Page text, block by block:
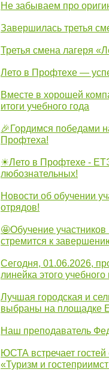
Не забываем про
Завершилась третья
Третья смена лагеря
Лето в Профтехе —
Вместе в хорошей
итоги учебного года
🎉Гордимся победами
Профтеха!
☀Лето в Профтехе -
любознательных!
Новости об обучении
отрядов!
🤩Обучение участников
стремится к
Сегодня, 01.06.2026,
линейка этого учебного
Лучшая городская и
выбраны на площадке
Наш преподаватель
ЮСТА встречает гостей
«Туризм и